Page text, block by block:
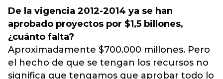
De la vigencia 2012-2014 ya se han
aprobado proyectos por $1,5 billones,
¿cuánto falta?
Aproximadamente $700.000 millones. Pero
el hecho de que se tengan los recursos no
significa que tengamos que aprobar todo lo